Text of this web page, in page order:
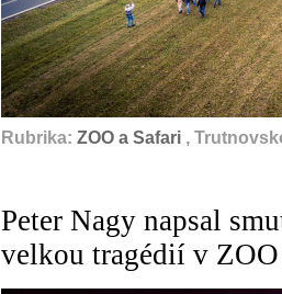
Rubrika: ZOO a Safari ,
Peter Nagy napsal
velkou tragédií v